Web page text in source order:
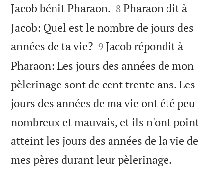
Jacob bénit Pharaon. 

8 Pharaon dit à
Jacob: Quel est le nombre de jours des
années de ta vie?
9 Jacob répondit à
Pharaon: Les jours des années de mon
pèlerinage sont de cent trente ans. Les
jours des années de ma vie ont été peu
nombreux et mauvais, et ils n'ont point
atteint les jours des années de la vie de
mes pères durant leur pèlerinage.